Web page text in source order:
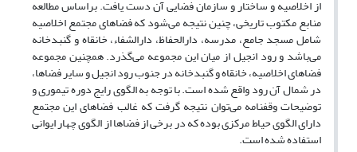
از اخلاصیه و ساختار و سازمان فضایی آن دست یافت. براساس مطالعه
منابع مکتوب تاریخی، چنین نتیجه می‌شود که فضاهای مجتمع اخلاصیه
شامل مسجد جامع، مدرسه، دارالحفاظ، دارالشفاء، خانقاه و گنبدخانه
می‌باشد و رود انجیل از میان این مجموعه می‌گذرد. همچنین مجموعه
فضاهای اخلاصیه، خانقاه و گنبدخانه در جنوب رود انجیل و سایر فضاها،
در شمال آن رود واقع شده است. با توجه به الگوی رایج دوره تیموری و
توضیحات وقفنامه می‌توان نتیجه گرفت که غالب فضاهای این مجتمع
دارای الگوی حیاط مرکزی بوده که در برخی از فضاها از الگوی چهار ایوانی
استفاده شده است.